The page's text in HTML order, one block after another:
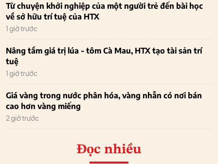
Từ chuyện khởi nghiệp của một người trẻ đến bài học
về sở hữu trí tuệ của HTX
1 giờ trước
Nâng tầm giá trị lúa - tôm Cà Mau, HTX tạo tài sản trí
tuệ
1 giờ trước
Giá vàng trong nước phân hóa, vàng nhẫn có nơi bán
cao hơn vàng miếng
2 giờ trước
Đọc nhiều